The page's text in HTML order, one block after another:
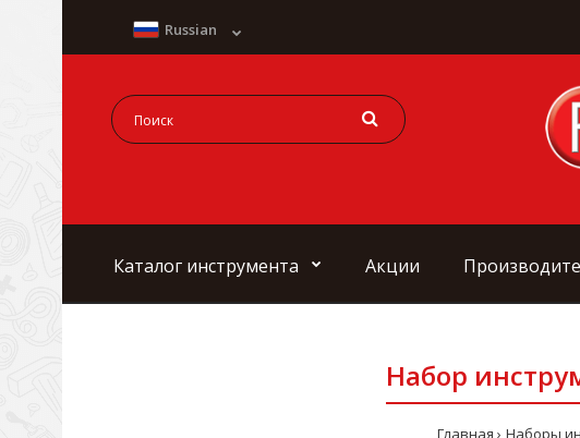
Russian
Каталог инструмента Акции
Набор
Главная Наборы